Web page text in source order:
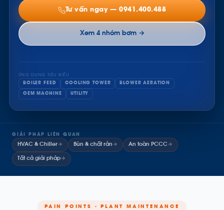
Tư vấn ngay — 0941.400.488
Xem 4 nhóm bơm →
ỨNG DỤNG TIÊU BIỂU
BOILER FEED
COOLING TOWER BLOWER AERATION
OEM MACHINE UTILITY
GIẢI PHÁP LIÊN QUAN
HVAC & Chiller→ Bùn & chất rắn→ An toàn PCCC→
Tất cả giải pháp→
PAIN POINTS · PLANT MAINTENANCE